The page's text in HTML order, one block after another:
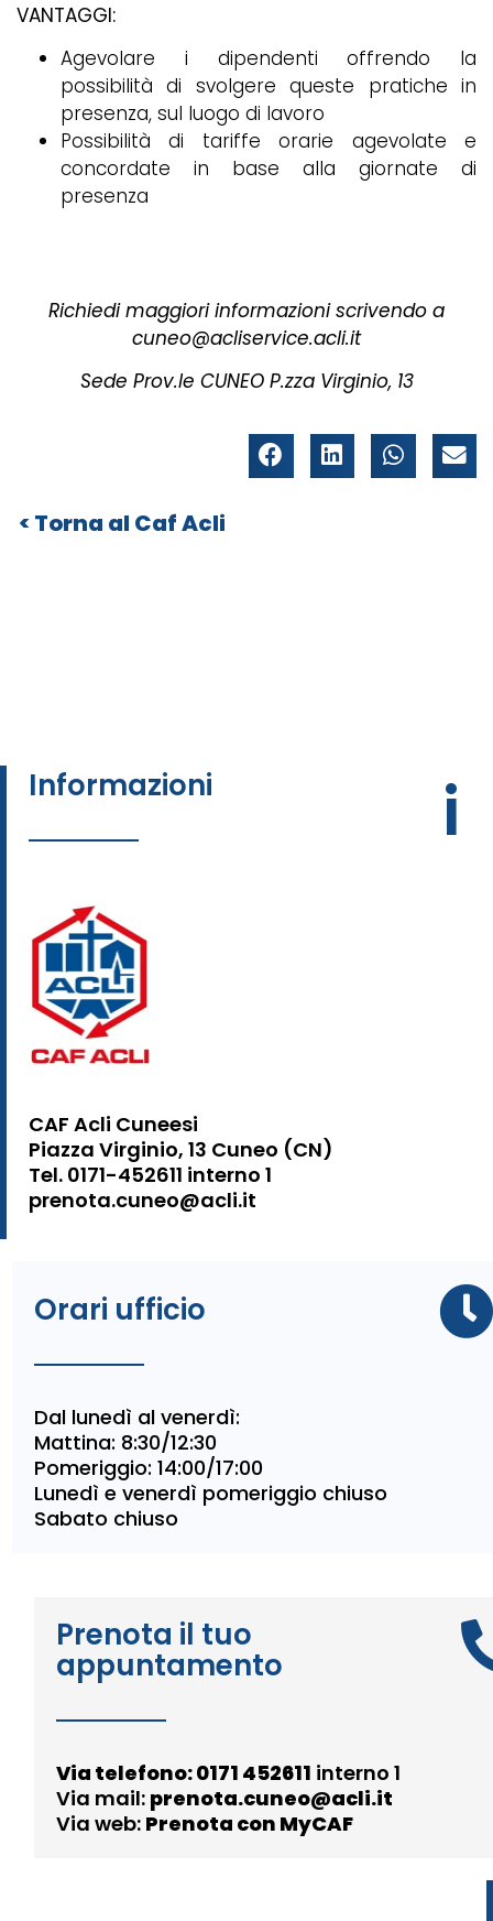
VANTAGGI:
Agevolare i dipendenti offrendo la
possibilità di svolgere queste pratiche in
presenza, sul luogo di lavoro
Possibilità di tariffe orarie agevolate e
concordate in base alla giornate di
presenza
Richiedi maggiori informazioni scrivendo a
cuneo@acliservice.acli.it
Sede Prov.le CUNEO P.zza Virginio, 13
Caf Acli
Informazioni
CAF Acli Cuneesi
Piazza Virginio, 13 Cuneo (CN)
Tel. 0171-452611 interno 1
prenota.cuneo@acli.it
i
Orari ufficio
Dal lunedì al venerdì:
Mattina: 8:30/12:30
Pomeriggio: 14:00/17:00
Lunedì e venerdì pomeriggio chiuso
Sabato chiuso
Prenota il tuo
appuntamento
Via telefono:0171 452611interno 1
Via mail:prenota.cuneo@acli.it
Via web:Prenota con MyCAF